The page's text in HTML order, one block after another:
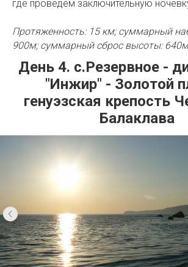
где проведем заключительную
Протяженность: 15 км; суммарный
900м; суммарный сброс высоты:
День 4. с.Резервное -
"Инжир" - Золотой
генуэзская крепость
Балаклава